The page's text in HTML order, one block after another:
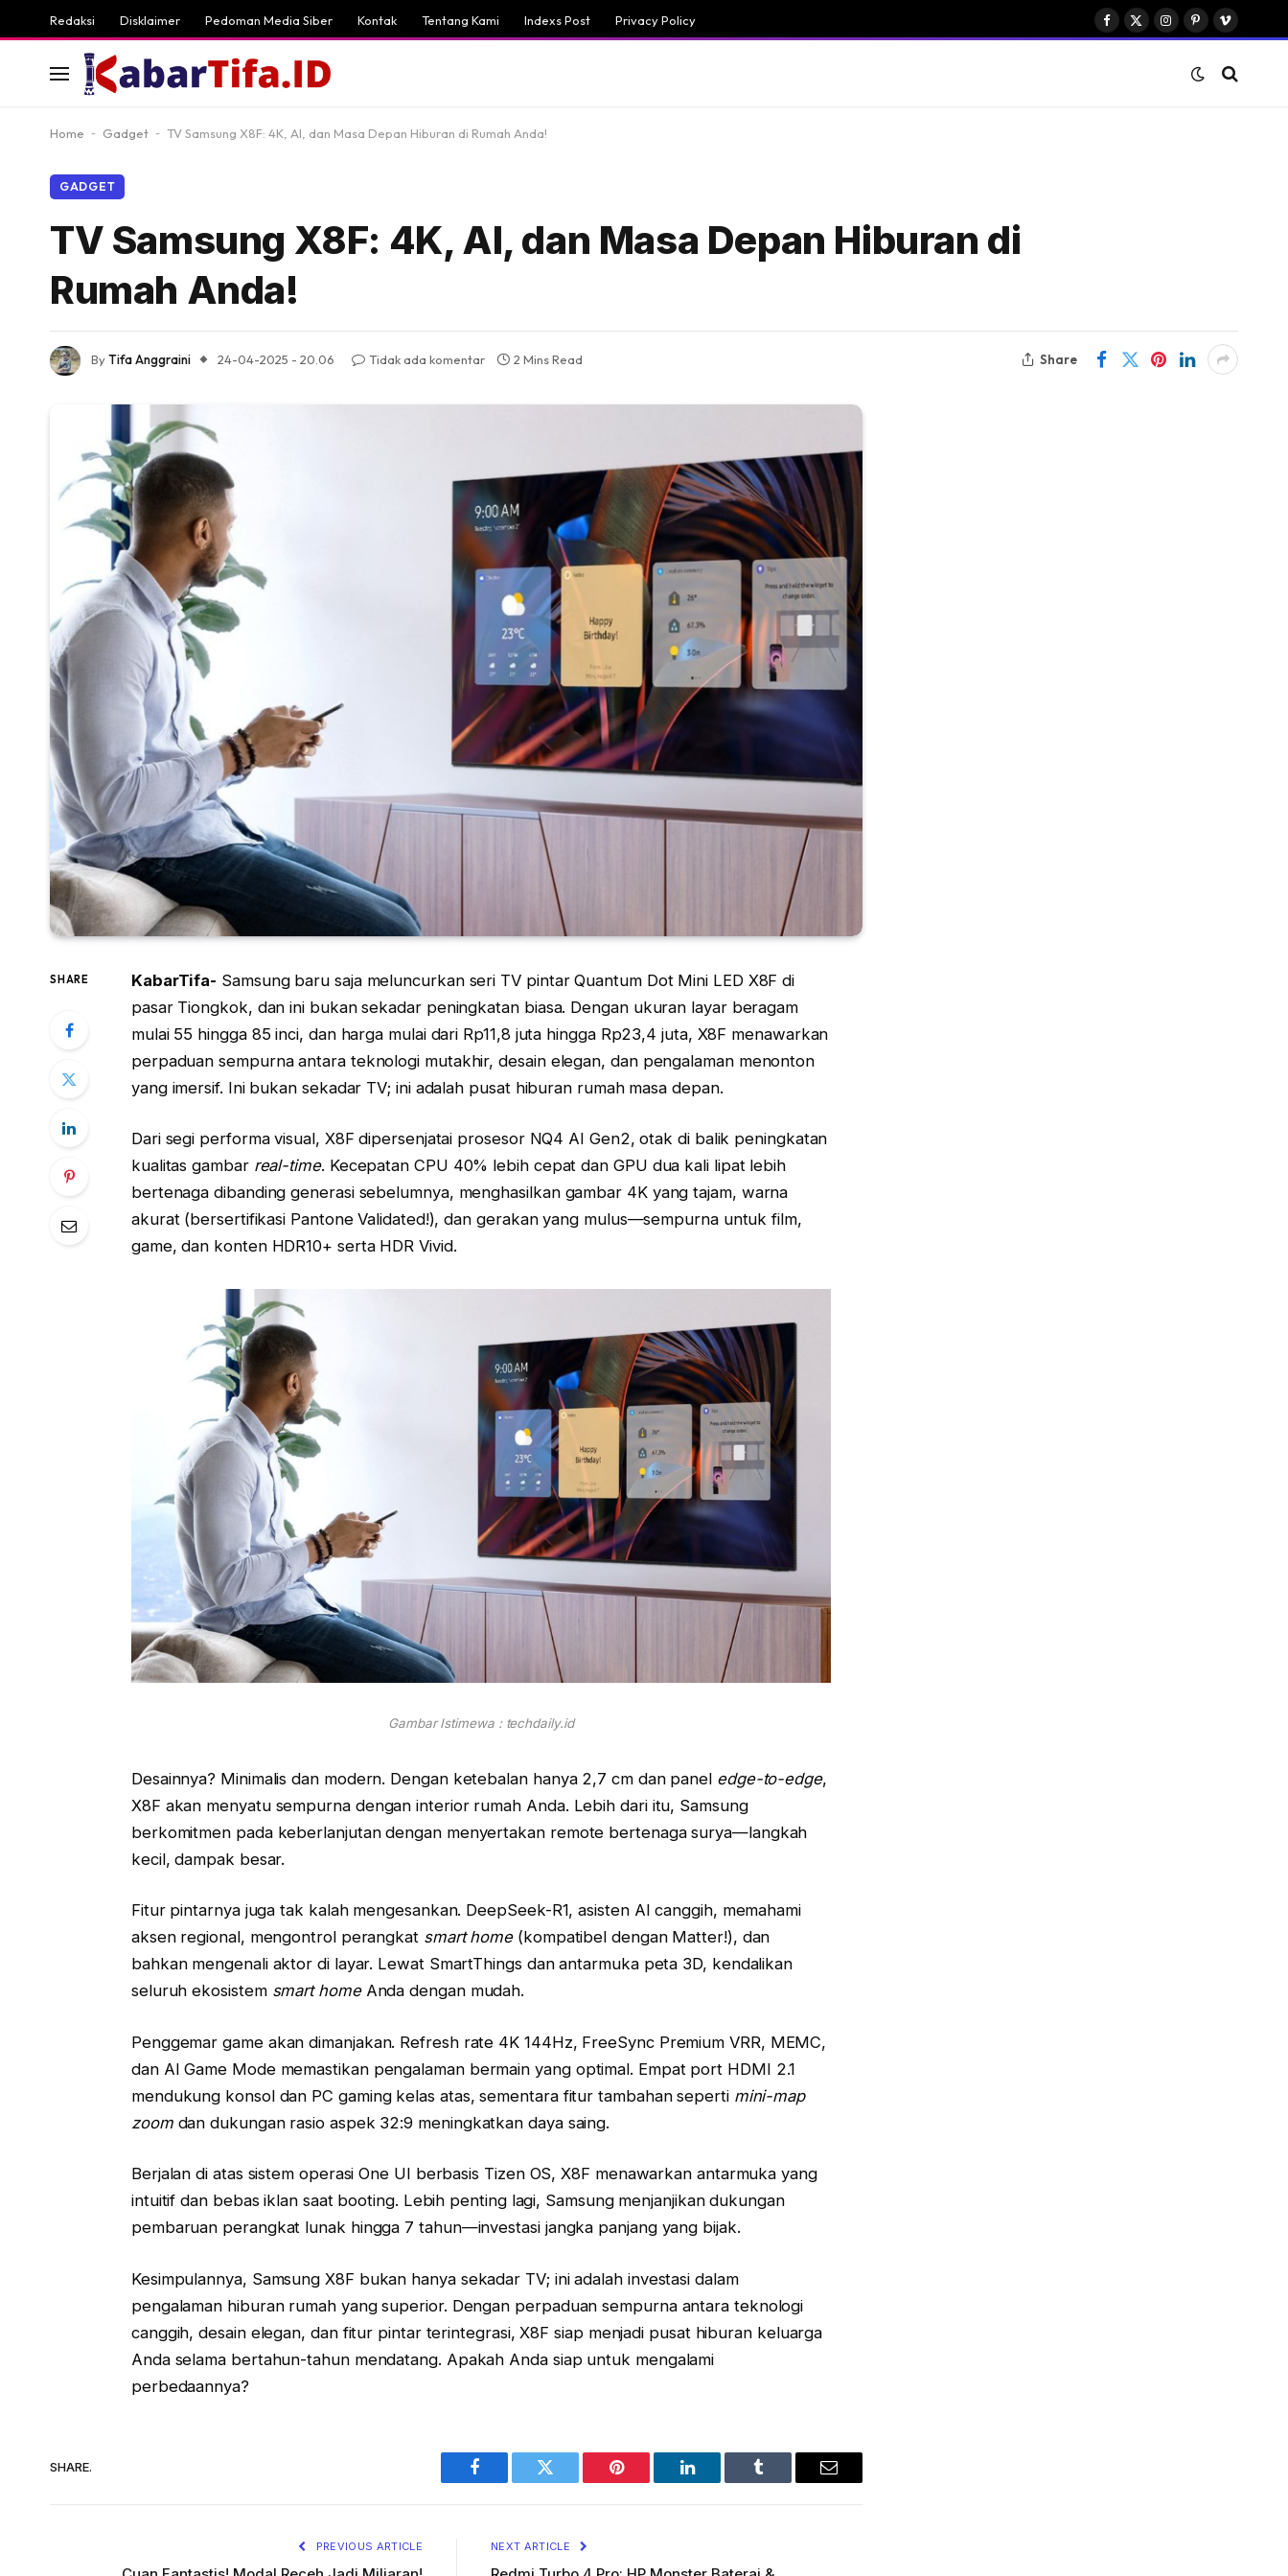
Redaksi Disklaimer Pedoman Media Siber Kontak Tentang Kami Indexs Post Privacy Policy
Facebook
X
Instagram
PinterestVimeo
Home - Gadget - TV Samsung X8F: 4K, AI, dan Masa Depan Hiburan di Rumah Anda!
GADGET
TV Samsung X8F: 4K, AI, dan Masa Depan Hiburan di
Rumah Anda!
ByTifa Anggraini 24-04-2025 - 20.06 Tidak ada komentar 2 Mins Read Share
SHARE KabarTifa- Samsung baru saja meluncurkan seri TV pintar Quantum Dot Mini LED X8F di
pasar Tiongkok, dan ini bukan sekadar peningkatan biasa. Dengan ukuran layar beragam
mulai 55 hingga 85 inci, dan harga mulai dari Rp11,8 juta hingga Rp23,4 juta, X8F menawarkan
perpaduan sempurna antara teknologi mutakhir, desain elegan, dan pengalaman menonton
yang imersif. Ini bukan sekadar TV; ini adalah pusat hiburan rumah masa depan.
Dari segi performa visual, X8F dipersenjatai prosesor NQ4 AI Gen2, otak di balik peningkatan
kualitas gambar real-time. Kecepatan CPU 40% lebih cepat dan GPU dua kali lipat lebih
bertenaga dibanding generasi sebelumnya, menghasilkan gambar 4K yang tajam, warna
akurat (bersertifikasi Pantone Validated!), dan gerakan yang mulus—sempurna untuk film,
game, dan konten HDR10+ serta HDR Vivid.
Gambar Istimewa : techdaily.id
Desainnya? Minimalis dan modern. Dengan ketebalan hanya 2,7 cm dan panel edge-to-edge,
X8F akan menyatu sempurna dengan interior rumah Anda. Lebih dari itu, Samsung
berkomitmen pada keberlanjutan dengan menyertakan remote bertenaga surya—langkah
kecil, dampak besar.
Fitur pintarnya juga tak kalah mengesankan. DeepSeek-R1, asisten AI canggih, memahami
aksen regional, mengontrol perangkat smart home(kompatibel dengan Matter!), dan
bahkan mengenali aktor di layar. Lewat SmartThings dan antarmuka peta 3D, kendalikan
seluruh ekosistem smart homeAnda dengan mudah.
Penggemar game akan dimanjakan. Refresh rate 4K 144Hz, FreeSync Premium VRR, MEMC,
dan AI Game Mode memastikan pengalaman bermain yang optimal. Empat port HDMI 2.1
mendukung konsol dan PC gaming kelas atas, sementara fitur tambahan seperti mini-map
zoomdan dukungan rasio aspek 32:9 meningkatkan daya saing.
Berjalan di atas sistem operasi One UI berbasis Tizen OS, X8F menawarkan antarmuka yang
intuitif dan bebas iklan saat booting. Lebih penting lagi, Samsung menjanjikan dukungan
pembaruan perangkat lunak hingga 7 tahun—investasi jangka panjang yang bijak.
Kesimpulannya, Samsung X8F bukan hanya sekadar TV; ini adalah investasi dalam
pengalaman hiburan rumah yang superior. Dengan perpaduan sempurna antara teknologi
canggih, desain elegan, dan fitur pintar terintegrasi, X8F siap menjadi pusat hiburan keluarga
Anda selama bertahun-tahun mendatang. Apakah Anda siap untuk mengalami
perbedaannya?
SHARE.
Facebook Twitter Pinterest LinkedIn Tumblr Email
PREVIOUS ARTICLE NEXT ARTICLE